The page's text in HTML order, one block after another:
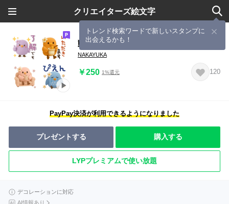
クリエイターズ絵文字
トレンド検索ワードで新しいスタンプに
出会えるかも！
動く♡3D カラフルほんわか小鳥さん
NAKAYUKA
￥250 1%還元 120
PayPay決済が利用できるようになりました
プレゼントする 購入する
LYPプレミアムで使い放題
デコレーションに対応
AI情報あり